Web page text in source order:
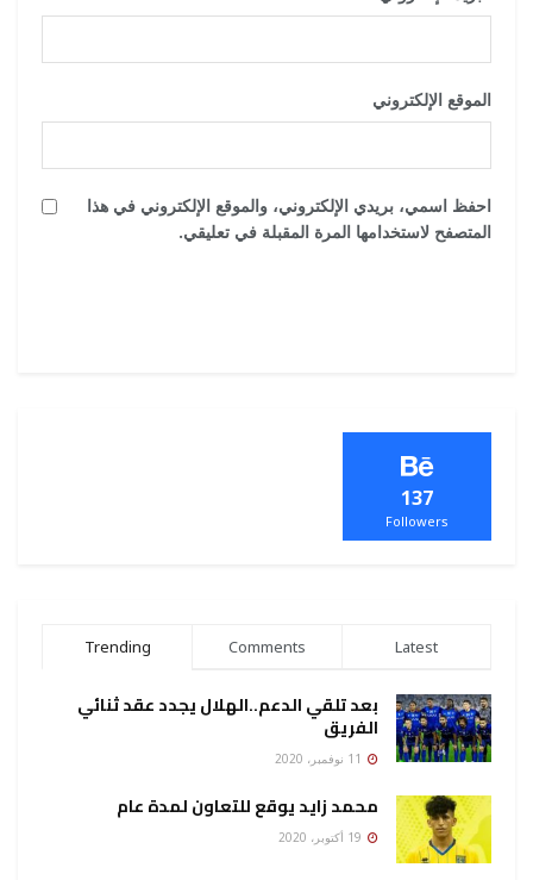
الموقع الإلكتروني
احفظ اسمي، بريدي الإلكتروني، والموقع الإلكتروني في هذا
المتصفح لاستخدامها المرة المقبلة في تعليقي.
137
Followers
Trending Comments Latest
بعد تلقي الدعم..الهلال يجدد عقد ثنائي
الفريق
محمد زايد يوقع للتعاون لمدة عام